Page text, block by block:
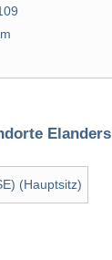
Elanders
(Hauptsitz)